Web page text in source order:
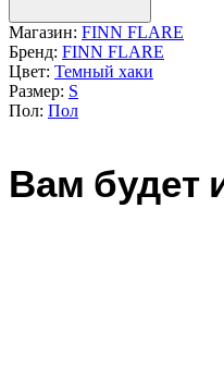
Магазин: FINN FLARE
Бренд: FINN FLARE
Цвет: Темный хаки
Размер: S
Пол: Пол
Вам будет